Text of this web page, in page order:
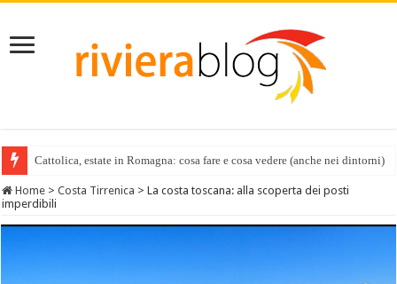
Cattolica, estate in Romagna: cosa fare e cosa vedere (anche nei dintorni)
Home > Costa Tirrenica > La costa toscana: alla scoperta dei posti
imperdibili